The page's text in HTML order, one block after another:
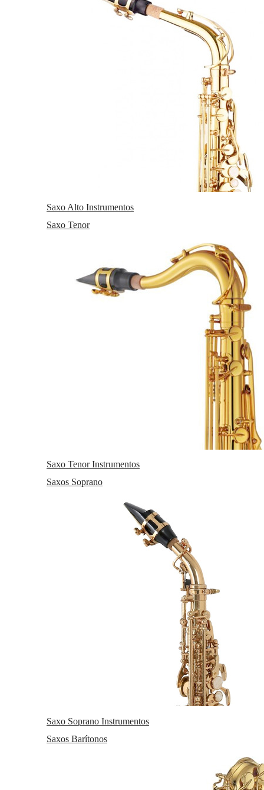
Saxo Alto Instrumentos
Saxo Tenor
Saxo Tenor Instrumentos
Saxos Soprano
Saxo Soprano Instrumentos
Saxos Barítonos